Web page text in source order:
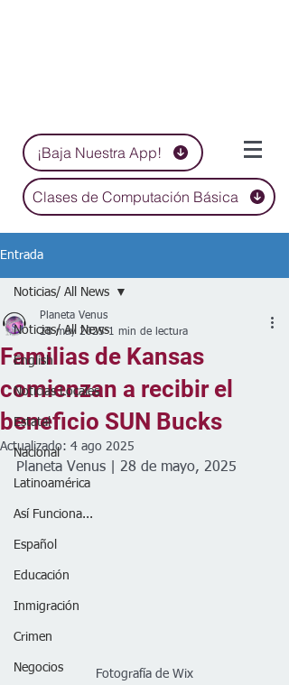
¡Baja Nuestra App!
Clases de Computación Básica
Entrada
Noticias/ All News
English
Noticias Locales
Estatal
Nacional
Latinoamérica
Así Funciona...
Español
Educación
Inmigración
Crimen
Negocios
Noticias/ All News
Familias de Kansas
comienzan a recibir el
beneficio SUN Bucks
Planeta Venus
28 may 2025 1 min de lectura
Actualizado: 4 ago 2025
Planeta Venus | 28 de mayo, 2025
Fotografía de Wix